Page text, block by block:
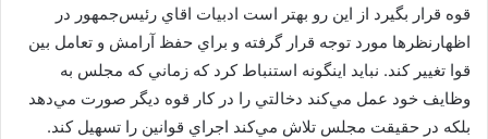
قوه قرار بگيرد از اين رو بهتر است ادبيات اقاي رئيس‌جمهور در
اظهارنظرها مورد توجه قرار گرفته و براي حفظ آرامش و تعامل بين
قوا تغيير كند. نبايد اينگونه استنباط كرد كه زماني كه مجلس به
وظايف خود عمل مي‌كند دخالتي را در كار قوه ديگر صورت مي‌دهد
بلكه در حقيقت مجلس تلاش مي‌كند اجراي قوانين را تسهيل كند.